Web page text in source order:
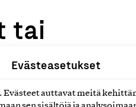
Evästeasetukset
Evästeet auttavat meitä
tai